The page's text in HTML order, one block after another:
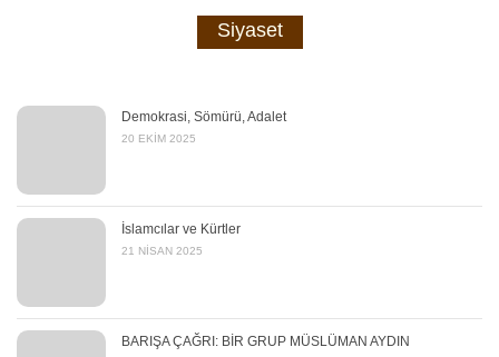
Siyaset
Demokrasi, Sömürü, Adalet
20 EKIM 2025
İslamcılar ve Kürtler
21 NISAN 2025
BARIŞA ÇAĞRI: BİR GRUP MÜSLÜMAN AYDIN